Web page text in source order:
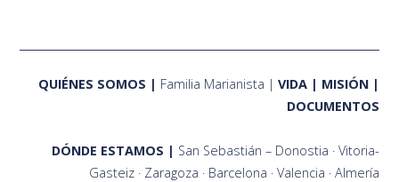
QUIÉNES SOMOS Familia Marianista VIDA
MISIÓN
DOCUMENTOS
DÓNDE ESTAMOS San Sebastián – Donostia
Vitoria-
Gasteiz
Zaragoza Barcelona Valencia Almería